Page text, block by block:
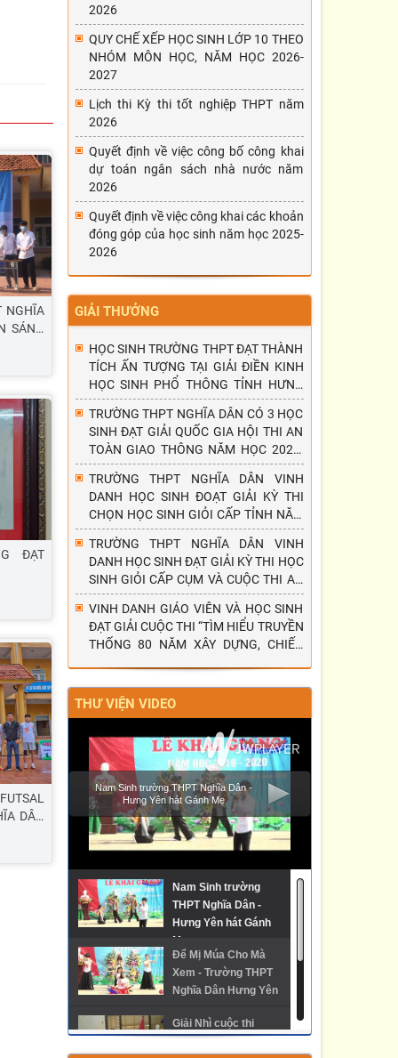
NGHĨA
SÁNG
ĐẠT
DÂN
2026
QUY CHẾ XẾP HỌC SINH LỚP 10 THEO
NHÓM MÔN HỌC, NĂM HỌC 2026-
2027
Lịch thi Kỳ thi tốt nghiệp THPT năm
2026
Quyết định về việc công bố công khai
dự toán ngân sách nhà nước năm
2026
Quyết định về việc công khai các khoản
đóng góp của học sinh năm học 2025-
2026
GIẢI THƯỞNG
HỌC SINH TRƯỜNG THPT ĐẠT THÀNH
TÍCH ẤN TƯỢNG TẠI GIẢI ĐIỀN KINH
HỌC SINH PHỔ THÔNG TỈNH HƯNG
YÊN NĂM 2026
TRƯỜNG THPT NGHĨA DÂN CÓ 3 HỌC
SINH ĐẠT GIẢI QUỐC GIA HỘI THI AN
TOÀN GIAO THÔNG NĂM HỌC 2025-
2026
TRƯỜNG THPT NGHĨA DÂN VINH
DANH HỌC SINH ĐOẠT GIẢI KỲ THI
CHỌN HỌC SINH GIỎI CẤP TỈNH NĂM
HỌC 2025-2026
TRƯỜNG THPT NGHĨA DÂN VINH
DANH HỌC SINH ĐẠT GIẢI KỲ THI HỌC
SINH GIỎI CẤP CỤM VÀ CUỘC THI AN
TOÀN GIAO THÔNG - NỤ CƯỜI NGÀY
MAI, NĂM HỌC 2025 - 2026.
VINH DANH GIÁO VIÊN VÀ HỌC SINH
ĐẠT GIẢI CUỘC THI “TÌM HIỂU TRUYỀN
THỐNG 80 NĂM XÂY DỰNG, CHIẾN
THƯ VIỆN VIDEO
Nam Sinh trường THPT Nghĩa Dân -
Hưng Yên hát Gánh Mẹ
Nam Sinh trường
THPT Nghĩa Dân -
Hưng Yên hát Gánh
Mẹ
Để Mị Múa Cho Mà
Xem - Trường THPT
Nghĩa Dân Hưng Yên
Giải Nhì cuộc thi
Phóng sự về Trường